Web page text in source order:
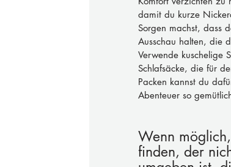
damit du kurze
Sorgen machst, dass
Ausschau halten, die
Verwende kuschelige
Schlafsäcke, die für
Packen kannst du
Abenteuer so
Wenn
finden, der